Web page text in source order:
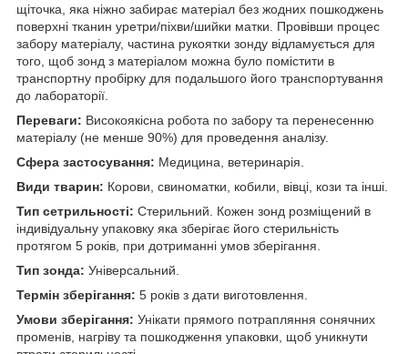
щіточка, яка ніжно забирає матеріал без жодних пошкоджень
поверхні тканин уретри/піхви/шийки матки. Провівши процес
забору матеріалу, частина рукоятки зонду відламується для
того, щоб зонд з матеріалом можна було помістити в
транспортну пробірку для подальшого його транспортування
до лабораторії.
Переваги: Високоякісна робота по забору та перенесенню
матеріалу (не менше 90%) для проведення аналізу.
Сфера застосування: Медицина, ветеринарія.
Види тварин: Корови, свиноматки, кобили, вівці, кози та інші.
Тип сетрильності: Стерильний. Кожен зонд розміщений в
індивідуальну упаковку яка зберігає його стерильність
протягом 5 років, при дотриманні умов зберігання.
Тип зонда: Універсальний.
Термін зберігання: 5 років з дати виготовлення.
Умови зберігання: Унікати прямого потрапляння сонячних
променів, нагріву та пошкодження упаковки, щоб уникнути